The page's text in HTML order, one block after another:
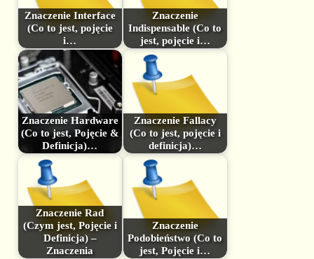
Znaczenie Interface
(Co to jest, pojęcie
i…
Znaczenie
Indispensable (Co to
jest, pojęcie i…
Znaczenie Hardware
(Co to jest, Pojęcie &
Definicja)…
Znaczenie Fallacy
(Co to jest, pojęcie i
definicja)…
Znaczenie Rad
(Czym jest, Pojęcie i
Definicja) –
Znaczenia
Znaczenie
Podobieństwo (Co to
jest, Pojęcie i…